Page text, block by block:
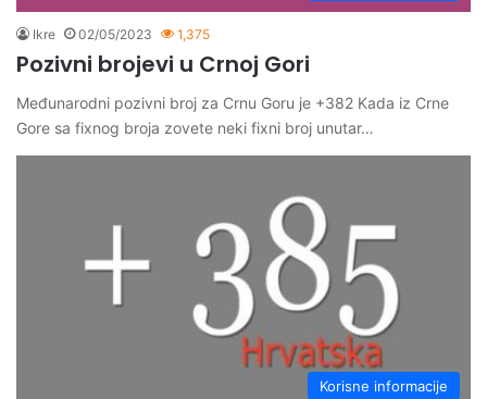
Ikre 02/05/2023 1,375
Pozivni brojevi u Crnoj Gori
Međunarodni pozivni broj za Crnu Goru je +382 Kada iz Crne
Gore sa fixnog broja zovete neki fixni broj unutar…
Korisne informacije